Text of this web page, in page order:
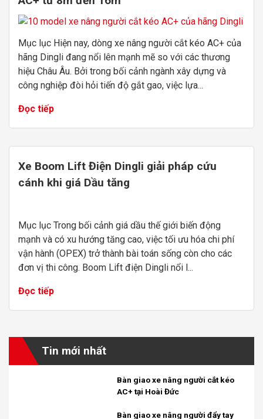
Mục lục Hiện nay, dòng xe nâng người cắt kéo AC+ của
hãng Dingli đang nổi lên mạnh mẽ so với các thương
hiệu Châu Âu. Bởi trong bối cảnh ngành xây dựng và
công nghiệp đòi hỏi tiến độ gắt gao, việc lựa...
Đọc tiếp
Xe Boom Lift Điện Dingli giải pháp cứu
cánh khi giá Dầu tăng
Mục lục Trong bối cảnh giá dầu thế giới biến động
mạnh và có xu hướng tăng cao, việc tối ưu hóa chi phí
vận hành (OPEX) trở thành bài toán sống còn cho các
đơn vị thi công. Boom Lift điện Dingli nổi l...
Đọc tiếp
Tin mới nhất
Bàn giao xe nâng người cắt kéo
AC+ tại Hoài Đức
Bàn giao xe nâng người đẩy tay